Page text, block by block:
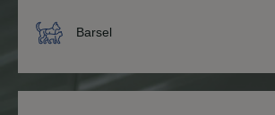
Barsel